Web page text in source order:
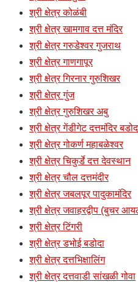
श्री क्षेत्र कोळंबी
श्री क्षेत्र खामगाव दत्त मंदिर
श्री क्षेत्र गरुडेश्वर गुजराथ
श्री क्षेत्र गाणगापूर
श्री क्षेत्र गिरनार गुरुशिखर
श्री क्षेत्र गुंज
श्री क्षेत्र गुरुशिखर अबु
श्री क्षेत्र गेंडीगेट दत्तमंदिर
श्री क्षेत्र गोकर्ण महाबळेश्वर
श्री क्षेत्र चिकुर्डे दत्त देवस्थान
श्री क्षेत्र चौल दत्तमंदीर
श्री क्षेत्र जबलपूर पादुकामंदिर
श्री क्षेत्र जवाहरद्वीप (बुचर
श्री क्षेत्र टिंगरी
श्री क्षेत्र डभोई बडोदा
श्री क्षेत्र दत्तभिक्षालिंग
श्री क्षेत्र दत्तवाडी सांखळी गोवा